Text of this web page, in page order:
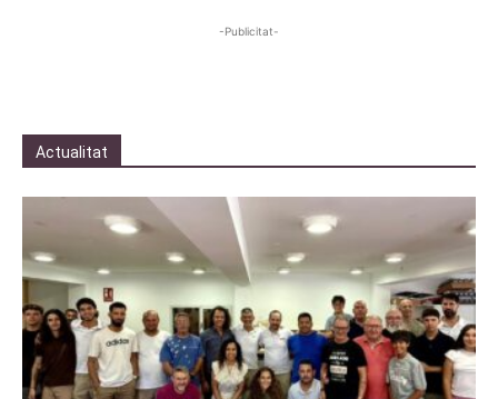
-Publicitat-
Actualitat